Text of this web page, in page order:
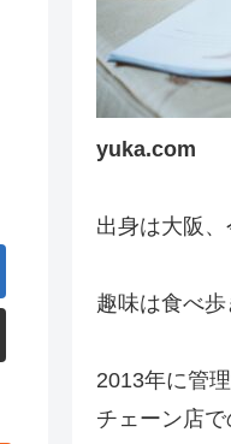
yuka.com
出身は大阪、
趣味は食べ
2013年に管
チェーン店